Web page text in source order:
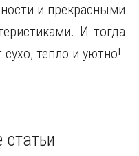
и прекрасными
И тогда
тепло и уютно!